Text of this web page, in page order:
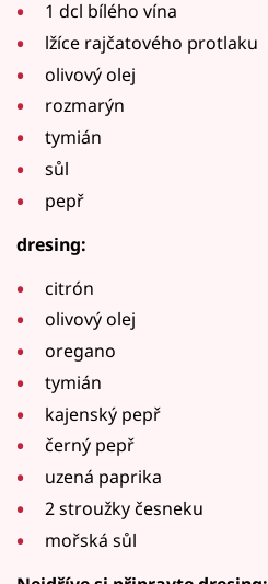
1 dcl bílého vína
lžíce rajčatového protlaku
olivový olej
rozmarýn
tymián
sůl
pepř
dresing:
citrón
olivový olej
oregano
tymián
kajenský pepř
černý pepř
uzená paprika
2 stroužky česneku
mořská sůl